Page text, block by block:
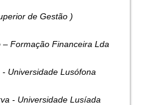
de Gestão )
– Formação Financeira Lda
Universidade Lusófona
- Universidade Lusíada